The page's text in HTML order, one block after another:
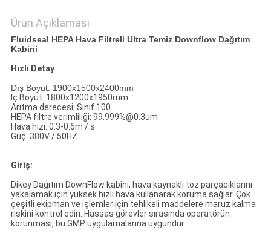
Ürün Açıklaması
Fluidseal HEPA Hava Filtreli Ultra Temiz Downflow Dağıtım
Kabini
Hızlı Detay
Dış Boyut: 1900x1500x2400mm
İç Boyut: 1800x1200x1950mm
Arıtma derecesi: Sınıf 100
HEPA filtre verimliliği: 99.999%@0.3um
Hava hızı: 0.3-0.6m / s
Güç: 380V / 50HZ
Giriş:
Dikey Dağıtım DownFlow kabini, hava kaynaklı toz parçacıklarını
yakalamak için yüksek hızlı hava kullanarak koruma sağlar. Çok
çeşitli ekipman ve işlemler için tehlikeli maddelere maruz kalma
riskini kontrol edin. Hassas görevler sırasında operatörün
korunması, bu GMP uygulamalarına uygundur.